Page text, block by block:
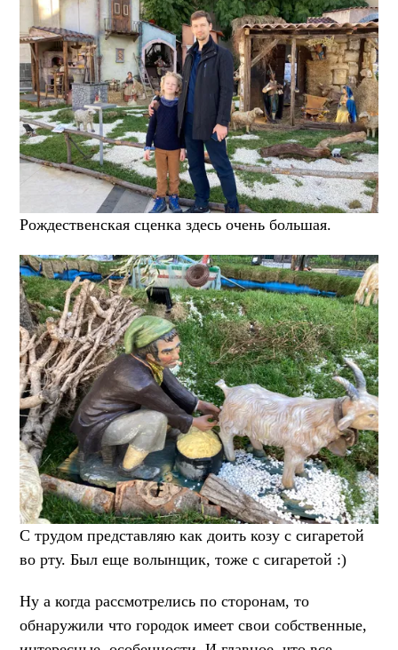
Рождественская сценка здесь очень большая.
С трудом представляю как доить козу с сигаретой
во рту. Был еще волынщик, тоже с сигаретой :)
Ну а когда рассмотрелись по сторонам, то
обнаружили что городок имеет свои собственные,